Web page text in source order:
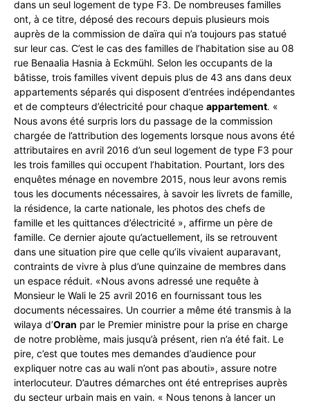
dans un seul logement de type F3. De nombreuses familles
ont, à ce titre, déposé des recours depuis plusieurs mois
auprès de la commission de daïra qui n’a toujours pas statué
sur leur cas. C’est le cas des familles de l’habitation sise au 08
rue Benaalia Hasnia à Eckmühl. Selon les occupants de la
bâtisse, trois familles vivent depuis plus de 43 ans dans deux
appartements séparés qui disposent d’entrées indépendantes
et de compteurs d’électricité pour chaque appartement. «
Nous avons été surpris lors du passage de la commission
chargée de l’attribution des logements lorsque nous avons été
attributaires en avril 2016 d’un seul logement de type F3 pour
les trois familles qui occupent l’habitation. Pourtant, lors des
enquêtes ménage en novembre 2015, nous leur avons remis
tous les documents nécessaires, à savoir les livrets de famille,
la résidence, la carte nationale, les photos des chefs de
famille et les quittances d’électricité », affirme un père de
famille. Ce dernier ajoute qu’actuellement, ils se retrouvent
dans une situation pire que celle qu’ils vivaient auparavant,
contraints de vivre à plus d’une quinzaine de membres dans
un espace réduit. «Nous avons adressé une requête à
Monsieur le Wali le 25 avril 2016 en fournissant tous les
documents nécessaires. Un courrier a même été transmis à la
wilaya d’Oran par le Premier ministre pour la prise en charge
de notre problème, mais jusqu’à présent, rien n’a été fait. Le
pire, c’est que toutes mes demandes d’audience pour
expliquer notre cas au wali n’ont pas abouti», assure notre
interlocuteur. D’autres démarches ont été entreprises auprès
du secteur urbain mais en vain. « Nous tenons à lancer un